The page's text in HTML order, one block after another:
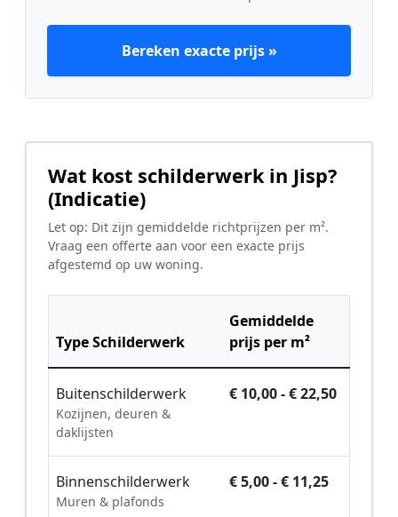
Bereken exacte prijs »
Wat kost schilderwerk in Jisp?
(Indicatie)
Let op: Dit zijn gemiddelde richtprijzen per m².
Vraag een offerte aan voor een exacte prijs
afgestemd op uw woning.
Type Schilderwerk
Gemiddelde
prijs per m²
Buitenschilderwerk
Kozijnen, deuren &
daklijsten
€ 10,00 - € 22,50
Binnenschilderwerk
Muren & plafonds
€ 5,00 - € 11,25